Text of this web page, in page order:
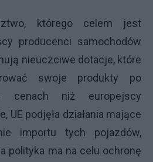
którego celem jest
producenci samochodów
nieuczciwe dotacje, które
swoje produkty po
cenach niż europejscy
UE podjęła działania mające
importu tych pojazdów,
polityka ma na celu ochronę